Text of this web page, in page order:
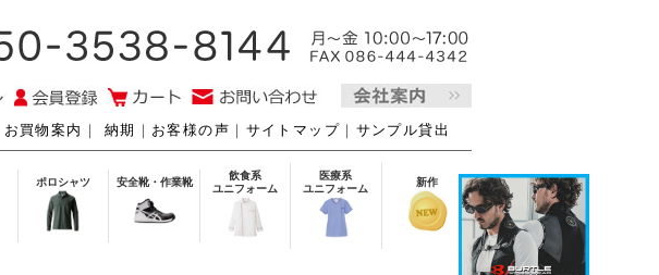
お買物案内 ｜ 納期 ｜ お客様の声 ｜ サイトマップ ｜ サンプル貸出
ポロシャツ 安全靴・作業靴
飲食系
ユニフォーム
医療系
ユニフォーム
新作